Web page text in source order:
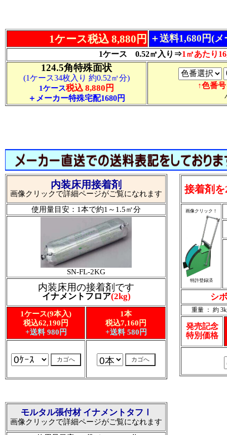
モルタル張付材 イナメントタフⅠ
画像クリックで詳細ページがご覧になれます
内装床用接着剤
画像クリックで詳細ページがご覧になれます
使用量目安：1本で約1～1.5㎡分
SN-FL-2KG
内装床用の接着剤です
イナメントフロア(2kg)
1ケース(9本入)
税込62,190円
+送料 980円
1本
税込7,160円
+送料 580円
接着剤
画像クリック！
特許登録済
シ
重量 ： 約
発売記念
特別価格
1ケース税込 8,880円 ＋送料1,680円(
1ケース 0.52㎡入り⇒1㎡あたり
124.5角特殊面状
(1ケース34枚入り 約0.52㎡分)
1ケース税込 8,880円
＋メーカー特殊宅配1680円
↑色番